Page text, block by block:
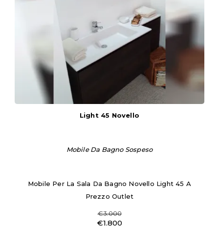
Light 45 Novello
Mobile Da Bagno Sospeso
Mobile Per La Sala Da Bagno Novello Light 45 A
Prezzo Outlet
€3.000
€1.800